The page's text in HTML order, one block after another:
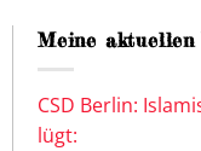
Meine aktuellen
CSD Berlin:
lügt: